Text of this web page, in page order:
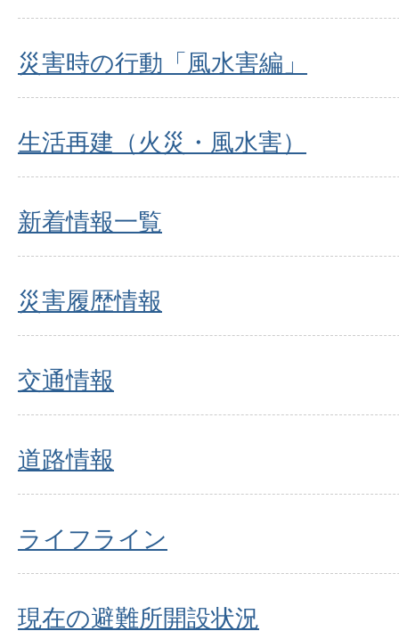
災害時の行動「風水害編」
生活再建（火災・風水害）
新着情報一覧
災害履歴情報
交通情報
道路情報
ライフライン
現在の避難所開設状況